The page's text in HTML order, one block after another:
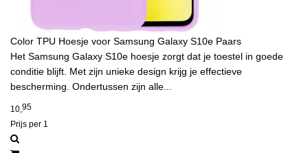
Color TPU Hoesje voor Samsung Galaxy S10e Paars
Het Samsung Galaxy S10e hoesje zorgt dat je toestel in goede
conditie blijft. Met zijn unieke design krijg je effectieve
bescherming. Ondertussen zijn alle...
10,95
Prijs per 1